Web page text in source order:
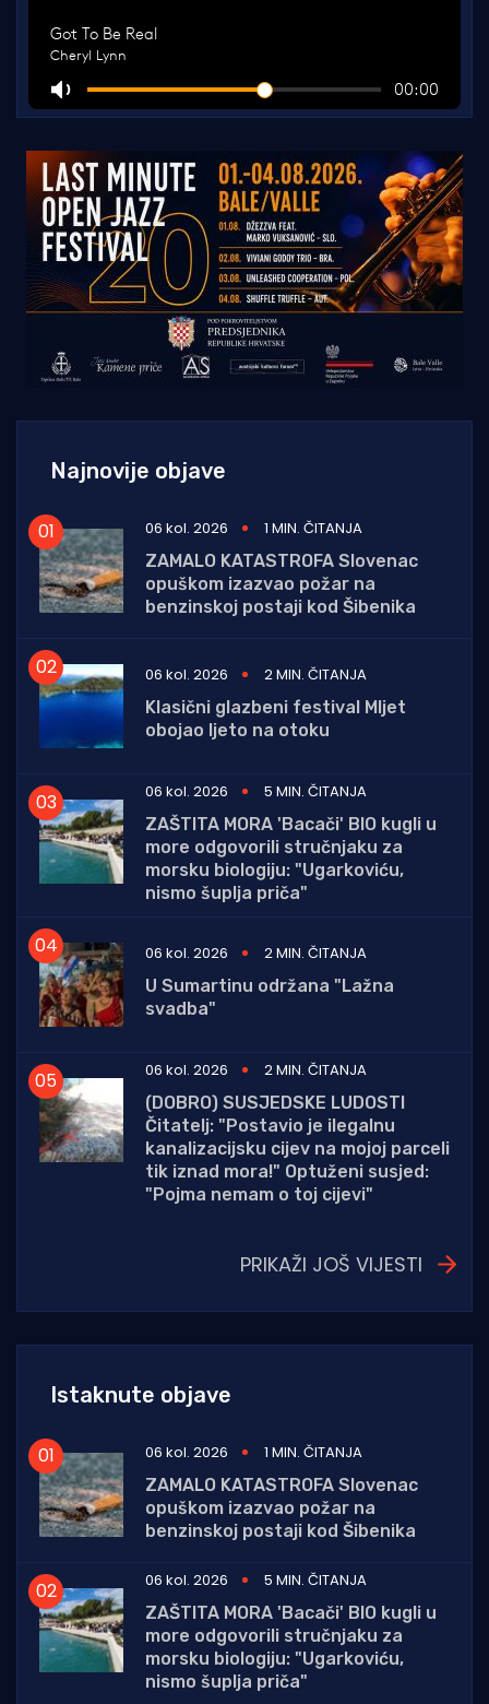
Najnovije objave
06 kol. 2026
1 MIN. ČITANJA
ZAMALO KATASTROFA Slovenac
opuškom izazvao požar na
benzinskoj postaji kod Šibenika
06 kol. 2026
2 MIN. ČITANJA
Klasični glazbeni festival Mljet
obojao ljeto na otoku
06 kol. 2026
5 MIN. ČITANJA
ZAŠTITA MORA 'Bacači' BIO kugli u
more odgovorili stručnjaku za
morsku biologiju: "Ugarkoviću,
nismo šuplja priča"
06 kol. 2026
2 MIN. ČITANJA
U Sumartinu održana "Lažna
svadba"
06 kol. 2026
2 MIN. ČITANJA
(DOBRO) SUSJEDSKE LUDOSTI
Čitatelj: "Postavio je ilegalnu
kanalizacijsku cijev na mojoj parceli
tik iznad mora!" Optuženi susjed:
"Pojma nemam o toj cijevi"
PRIKAŽI JOŠ VIJESTI
Istaknute objave
06 kol. 2026
1 MIN. ČITANJA
ZAMALO KATASTROFA Slovenac
opuškom izazvao požar na
benzinskoj postaji kod Šibenika
06 kol. 2026
5 MIN. ČITANJA
ZAŠTITA MORA 'Bacači' BIO kugli u
more odgovorili stručnjaku za
morsku biologiju: "Ugarkoviću,
nismo šuplja priča"